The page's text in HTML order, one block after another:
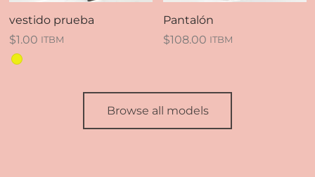
vestido prueba
$1.00 ITBM
Pantalón
$108.00 ITBM
Browse all models